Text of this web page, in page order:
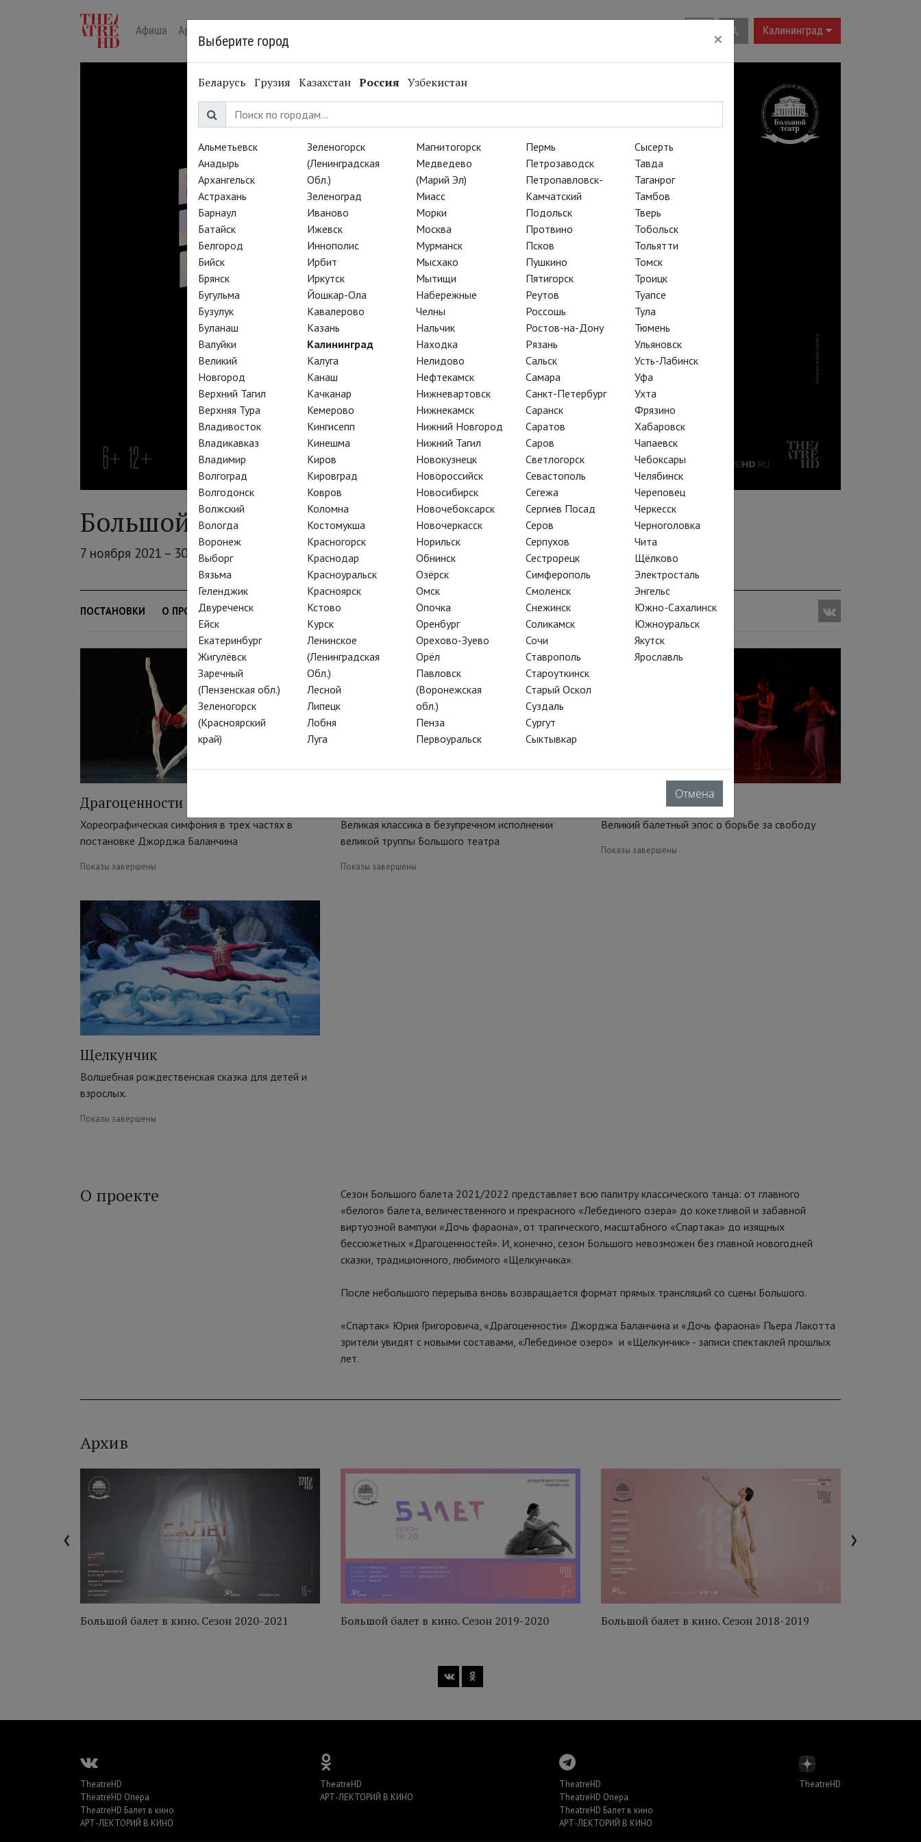
Калининград
Афиша Арт-лекторий в кино
Большой балет в кино. Сезон 2021-2022
7 ноября 2021 – 30 июня 2022
ПОСТАНОВКИ О ПРОЕКТЕ АРХИВ ТЕАТР
Драгоценности
Хореографическая симфония в трех частях в
постановке Джорджа Баланчина
Показы завершены
Великая классика в безупречном исполнении
великой труппы Большого театра
Показы завершены
Великий балетный эпос о борьбе за свободу
Показы завершены
Щелкунчик
Волшебная рождественская сказка для детей и
взрослых.
Показы завершены
О проекте
Сезон Большого балета 2021/2022 представляет всю палитру классического танца: от главного
«белого» балета, величественного и прекрасного «Лебединого озера» до кокетливой и забавной
виртуозной вампуки «Дочь фараона», от трагического, масштабного «Спартака» до изящных
бессюжетных «Драгоценностей». И, конечно, сезон Большого невозможен без главной новогодней
сказки, традиционного, любимого «Щелкунчика».
После небольшого перерыва вновь возвращается формат прямых трансляций со сцены Большого.
«Спартак» Юрия Григоровича, «Драгоценности» Джорджа Баланчина и «Дочь фараона» Пьера Лакотта
зрители увидят с новыми составами, «Лебединое озеро» и «Щелкунчик» - записи спектаклей прошлых
лет.
Архив
Большой балет в кино. Сезон 2020-2021 Большой балет в кино. Сезон 2019-2020 Большой балет в кино. Сезон 2018-2019
‹ ›
TheatreHD
TheatreHD Опера
TheatreHD Балет в кино
АРТ-ЛЕКТОРИЙ В КИНО
TheatreHD
АРТ-ЛЕКТОРИЙ В КИНО
TheatreHD
TheatreHD Опера
TheatreHD Балет в кино
АРТ-ЛЕКТОРИЙ В КИНО
TheatreHD
Выберите город ×
Беларусь Грузия Казахстан Россия Узбекистан
Альметьевск
Анадырь
Архангельск
Астрахань
Барнаул
Батайск
Белгород
Бийск
Брянск
Бугульма
Бузулук
Буланаш
Валуйки
Великий
Новгород
Верхний Тагил
Верхняя Тура
Владивосток
Владикавказ
Владимир
Волгоград
Волгодонск
Волжский
Вологда
Воронеж
Выборг
Вязьма
Геленджик
Двуреченск
Ейск
Екатеринбург
Жигулёвск
Заречный
(Пензенская обл.)
Зеленогорск
(Красноярский
край)
Зеленогорск
(Ленинградская
Обл.)
Зеленоград
Иваново
Ижевск
Иннополис
Ирбит
Иркутск
Йошкар-Ола
Кавалерово
Казань
Калининград
Калуга
Канаш
Качканар
Кемерово
Кингисепп
Кинешма
Киров
Кировград
Ковров
Коломна
Костомукша
Красногорск
Краснодар
Красноуральск
Красноярск
Кстово
Курск
Ленинское
(Ленинградская
Обл.)
Лесной
Липецк
Лобня
Луга
Магнитогорск
Медведево
(Марий Эл)
Миасс
Морки
Москва
Мурманск
Мысхако
Мытищи
Набережные
Челны
Нальчик
Находка
Нелидово
Нефтекамск
Нижневартовск
Нижнекамск
Нижний Новгород
Нижний Тагил
Новокузнецк
Новороссийск
Новосибирск
Новочебоксарск
Новочеркасск
Норильск
Обнинск
Озёрск
Омск
Опочка
Оренбург
Орехово-Зуево
Орёл
Павловск
(Воронежская
обл.)
Пенза
Первоуральск
Пермь
Петрозаводск
Петропавловск-
Камчатский
Подольск
Протвино
Псков
Пушкино
Пятигорск
Реутов
Россошь
Ростов-на-Дону
Рязань
Сальск
Самара
Санкт-Петербург
Саранск
Саратов
Саров
Светлогорск
Севастополь
Сегежа
Сергиев Посад
Серов
Серпухов
Сестрорецк
Симферополь
Смоленск
Снежинск
Соликамск
Сочи
Ставрополь
Староуткинск
Старый Оскол
Суздаль
Сургут
Сыктывкар
Сысерть
Тавда
Таганрог
Тамбов
Тверь
Тобольск
Тольятти
Томск
Троицк
Туапсе
Тула
Тюмень
Ульяновск
Усть-Лабинск
Уфа
Ухта
Фрязино
Хабаровск
Чапаевск
Чебоксары
Челябинск
Череповец
Черкесск
Черноголовка
Чита
Щёлково
Электросталь
Энгельс
Южно-Сахалинск
Южноуральск
Якутск
Ярославль
Отмена